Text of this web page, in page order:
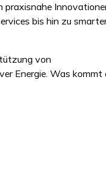
praxisnahe
bis hin zu
von
Energie. Was kommt